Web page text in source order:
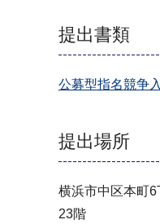
提出書類
公募型指名競争
提出場所
横浜市中区本町
23階